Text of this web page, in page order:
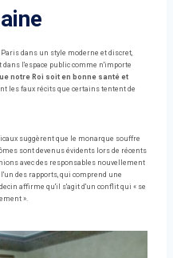
dans un style moderne et discret,
l'espace public comme n'importe
notre Roi soit en bonne santé et
les faux récits que certains tentent de
suggèrent que le monarque souffre
sont devenus évidents lors de récents
avec des responsables nouvellement
des rapports, qui comprend une
affirme qu'il s'agit d'un conflit qui « se
».